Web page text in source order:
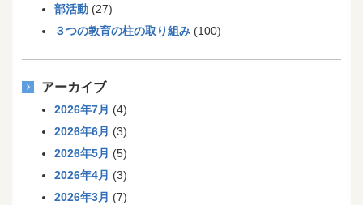
部活動 (27)
３つの教育の柱の取り組み (100)
アーカイブ
2026年7月 (4)
2026年6月 (3)
2026年5月 (5)
2026年4月 (3)
2026年3月 (7)